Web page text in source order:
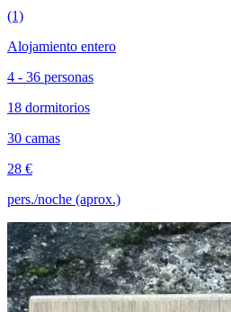
(1)
Alojamiento entero
4 - 36 personas
18 dormitorios
30 camas
28 €
pers./noche (aprox.)